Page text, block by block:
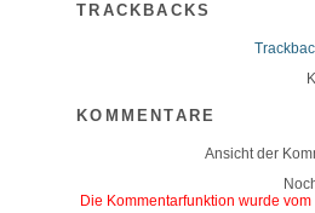
TRACKBACKS
KOMMENTARE
Ansicht der
Die Kommentarfunktion wurde